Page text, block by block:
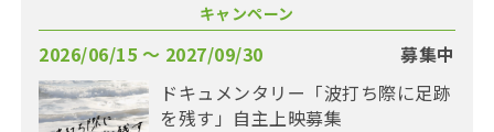
キャンペーン
2026/06/15 〜 2027/09/30
募集中
ドキュメンタリー「波打ち際に足跡
を残す」自主上映募集